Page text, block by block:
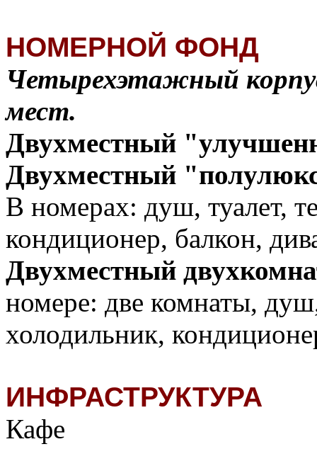
НОМЕРНОЙ ФОНД
Четырехэтажный
мест.
Двухместный
Двухместный
В номерах: душ, туалет,
кондиционер, балкон,
Двухместный
номере: две комнаты,
холодильник,
ИНФРАСТРУКТУРА
Кафе